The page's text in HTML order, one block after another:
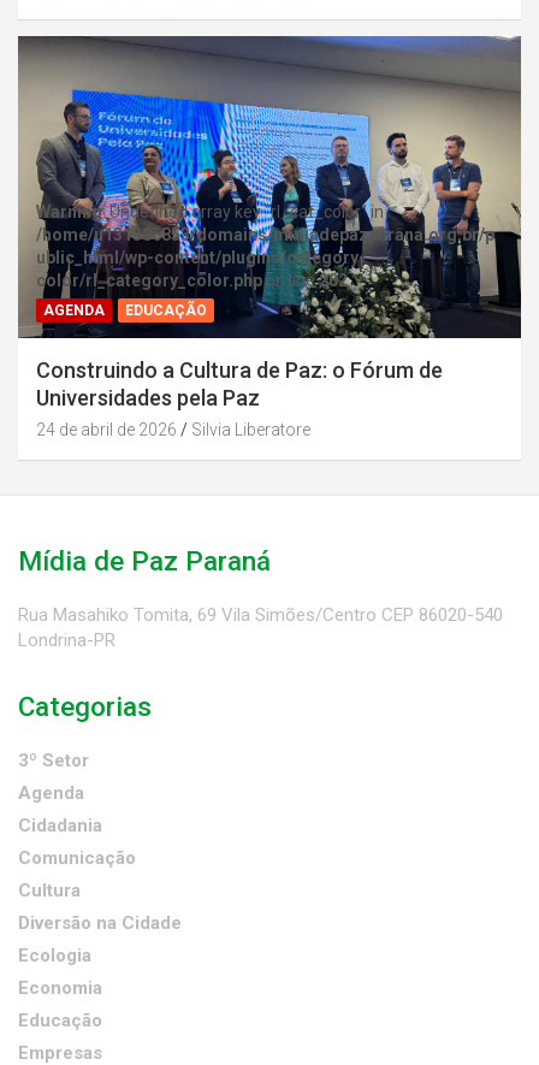
Warning: Undefined array key "rl_cat_color" in
/home/u131386853/domains/midiadepazparana.org.br/p
ublic_html/wp-content/plugins/category-
color/rl_category_color.phpon line202
AGENDA EDUCAÇÃO
Construindo a Cultura de Paz: o Fórum de
Universidades pela Paz
24 de abril de 2026 Silvia Liberatore
Mídia de Paz Paraná
Rua Masahiko Tomita, 69 Vila Simões/Centro CEP 86020-540
Londrina-PR
Categorias
3º Setor
Agenda
Cidadania
Comunicação
Cultura
Diversão na Cidade
Ecologia
Economia
Educação
Empresas